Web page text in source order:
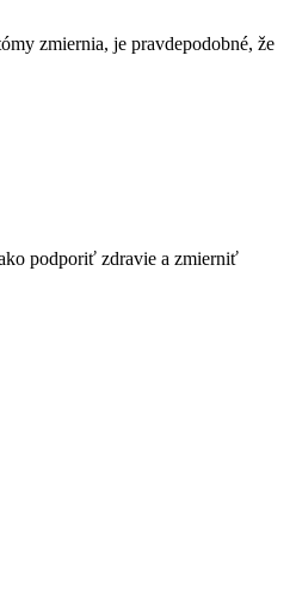
zmiernia, je pravdepodobné, že
podporiť zdravie a zmierniť